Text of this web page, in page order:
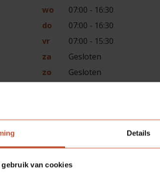
Details
gebruik van cookies
wo
07:00 - 16:30
do
07:00 - 16:30
vr
07:00 - 15:30
za
Gesloten
zo
Gesloten